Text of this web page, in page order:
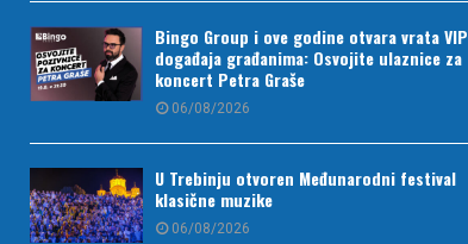
Bingo Group i ove godine otvara vrata VIP
događaja građanima: Osvojite ulaznice za
koncert Petra Graše
06/08/2026
U Trebinju otvoren Međunarodni festival
klasične muzike
06/08/2026